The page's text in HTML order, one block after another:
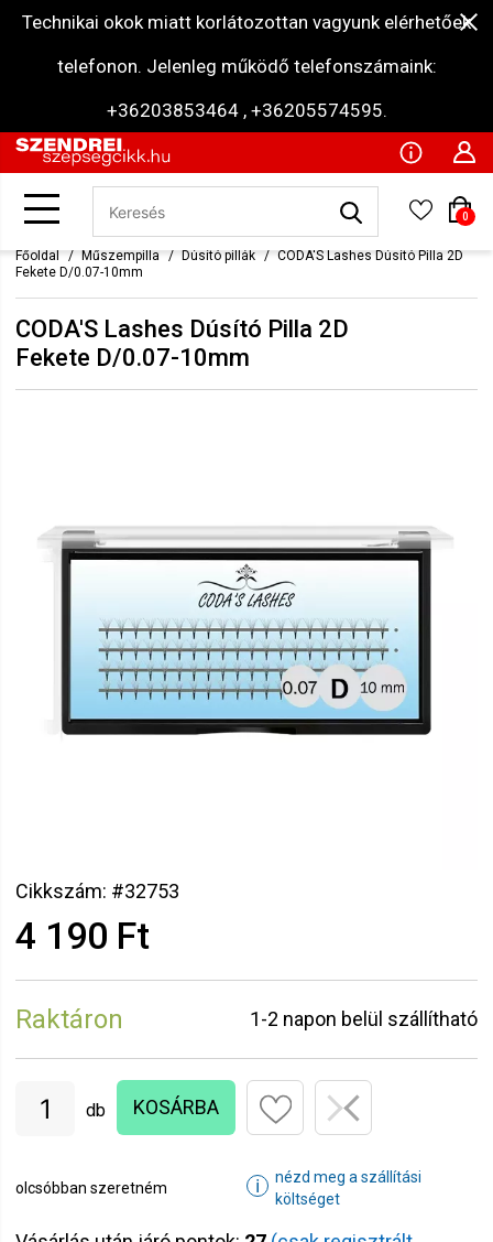
Technikai okok miatt korlátozottan vagyunk elérhetőek
telefonon. Jelenleg működő telefonszámaink:
+36203853464 , +36205574595.
0
Főoldal Műszempilla Dúsító pillák
CODA'S Lashes Dúsító Pilla 2D
Fekete D/0.07-10mm
CODA'S Lashes Dúsító Pilla 2D
Fekete D/0.07-10mm
Cikkszám: #32753
4 190 Ft
Raktáron 1-2 napon belül szállítható
db KOSÁRBA
olcsóbban szeretném ℹ
nézd meg a szállítási
költséget